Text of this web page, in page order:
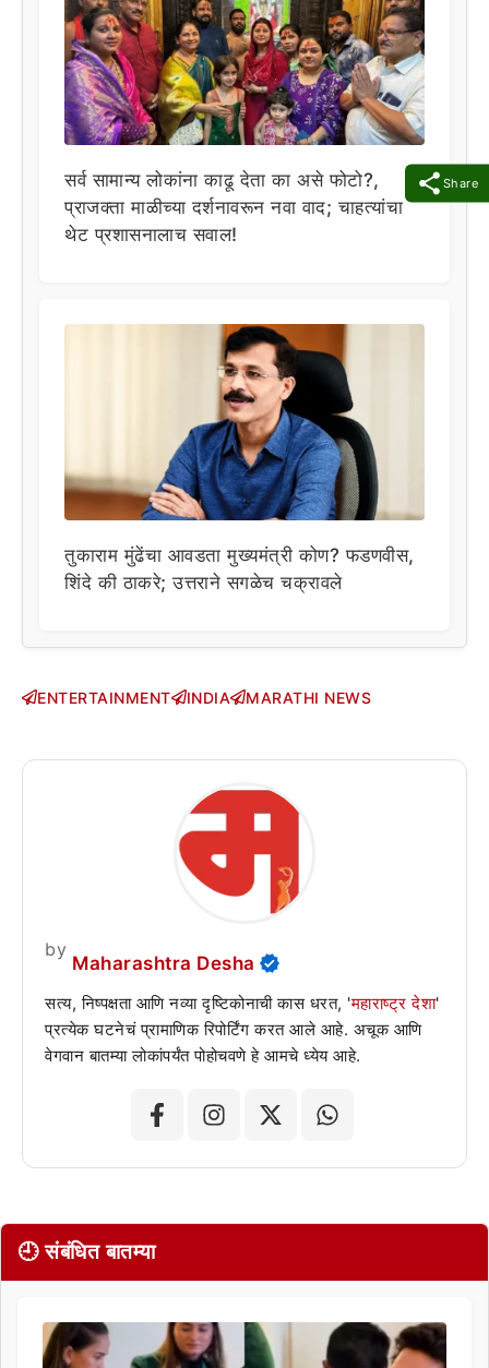
Share
सर्व सामान्य लोकांना काढू देता का असे फोटो?,
प्राजक्ता माळीच्या दर्शनावरून नवा वाद; चाहत्यांचा
थेट प्रशासनालाच सवाल!
तुकाराम मुंढेंचा आवडता मुख्यमंत्री कोण? फडणवीस,
शिंदे की ठाकरे; उत्तराने सगळेच चक्रावले
ENTERTAINMENT INDIA MARATHI NEWS
by
Maharashtra Desha
सत्य, निष्पक्षता आणि नव्या दृष्टिकोनाची कास धरत, 'महाराष्ट्र देशा'
प्रत्येक घटनेचं प्रामाणिक रिपोर्टिंग करत आले आहे. अचूक आणि
वेगवान बातम्या लोकांपर्यंत पोहोचवणे हे आमचे ध्येय आहे.
🕘 संबंधित बातम्या